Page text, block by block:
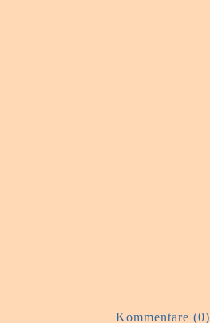
Kommentare (0)